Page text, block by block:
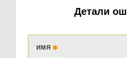
Детали
ИМЯ